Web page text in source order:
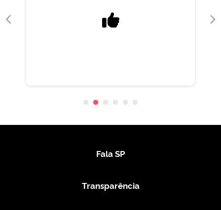
Fala SP
Transparência